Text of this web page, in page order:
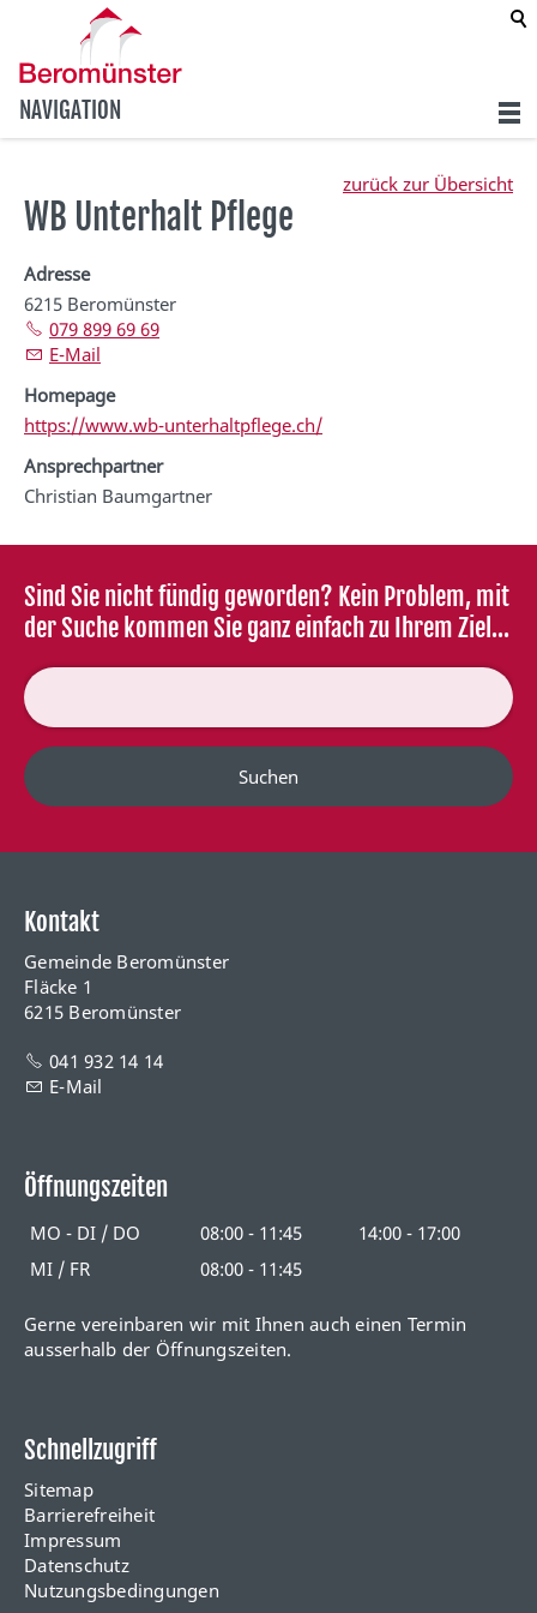
NAVIGATION
zurück zur Übersicht
WB Unterhalt Pflege
Adresse
6215 Beromünster
079 899 69 69
E-Mail
Homepage
https://www.wb-unterhaltpflege.ch/
Ansprechpartner
Christian Baumgartner
Sind Sie nicht fündig geworden? Kein Problem, mit
der Suche kommen Sie ganz einfach zu Ihrem Ziel...
Suchen
Kontakt
Gemeinde Beromünster
Fläcke 1
6215 Beromünster
041 932 14 14
E-Mail
Öffnungszeiten
MO - DI / DO 08:00 - 11:45
14:00 - 17:00
MI / FR
08:00 - 11:45
Gerne vereinbaren wir mit Ihnen auch einen Termin
ausserhalb der Öffnungszeiten.
Schnellzugriff
Sitemap
Barrierefreiheit
Impressum
Datenschutz
Nutzungsbedingungen